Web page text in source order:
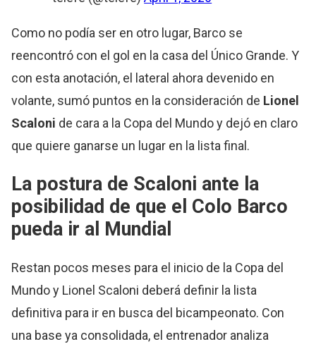
Como no podía ser en otro lugar, Barco se
reencontró con el gol en la casa del Único Grande. Y
con esta anotación, el lateral ahora devenido en
volante, sumó puntos en la consideración de Lionel
Scaloni de cara a la Copa del Mundo y dejó en claro
que quiere ganarse un lugar en la lista final.
La postura de Scaloni ante la
posibilidad de que el Colo Barco
pueda ir al Mundial
Restan pocos meses para el inicio de la Copa del
Mundo y Lionel Scaloni deberá definir la lista
definitiva para ir en busca del bicampeonato. Con
una base ya consolidada, el entrenador analiza